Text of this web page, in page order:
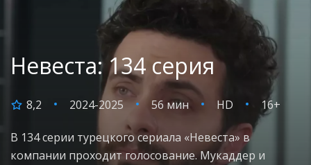
Невеста: 134 серия
8,2 2024-2025 56 мин HD 16+
В 134 серии турецкого сериала «Невеста» в
компании проходит голосование. Мукаддер и